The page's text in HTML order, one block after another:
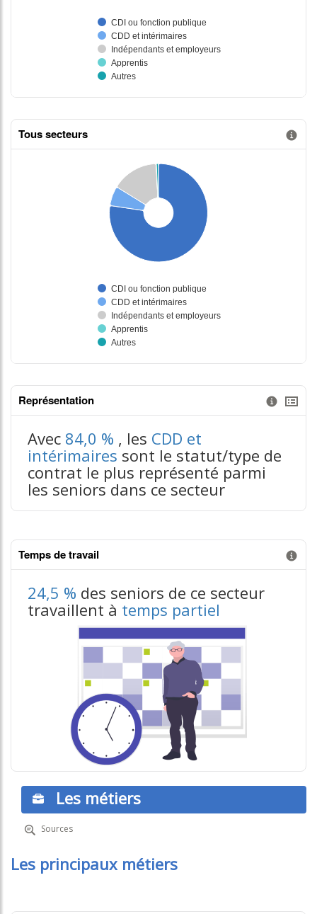
Tous secteurs
Représentation
Avec 84,0 % , les CDD et
intérimaires sont le statut/type de
contrat le plus représenté parmi
les seniors dans ce secteur
Temps de travail
24,5 % des seniors de ce secteur
travaillent à temps partiel
Les métiers
Sources
Les principaux métiers